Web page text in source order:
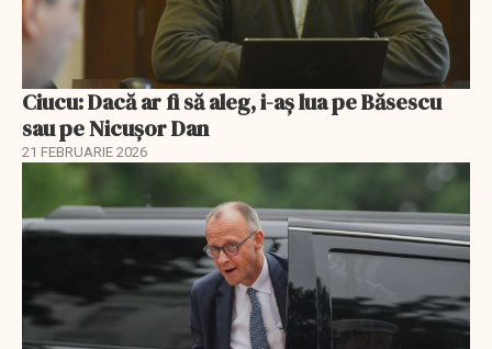
Ciucu: Dacă ar fi să aleg, i-aș lua pe Băsescu
sau pe Nicușor Dan
21 FEBRUARIE 2026